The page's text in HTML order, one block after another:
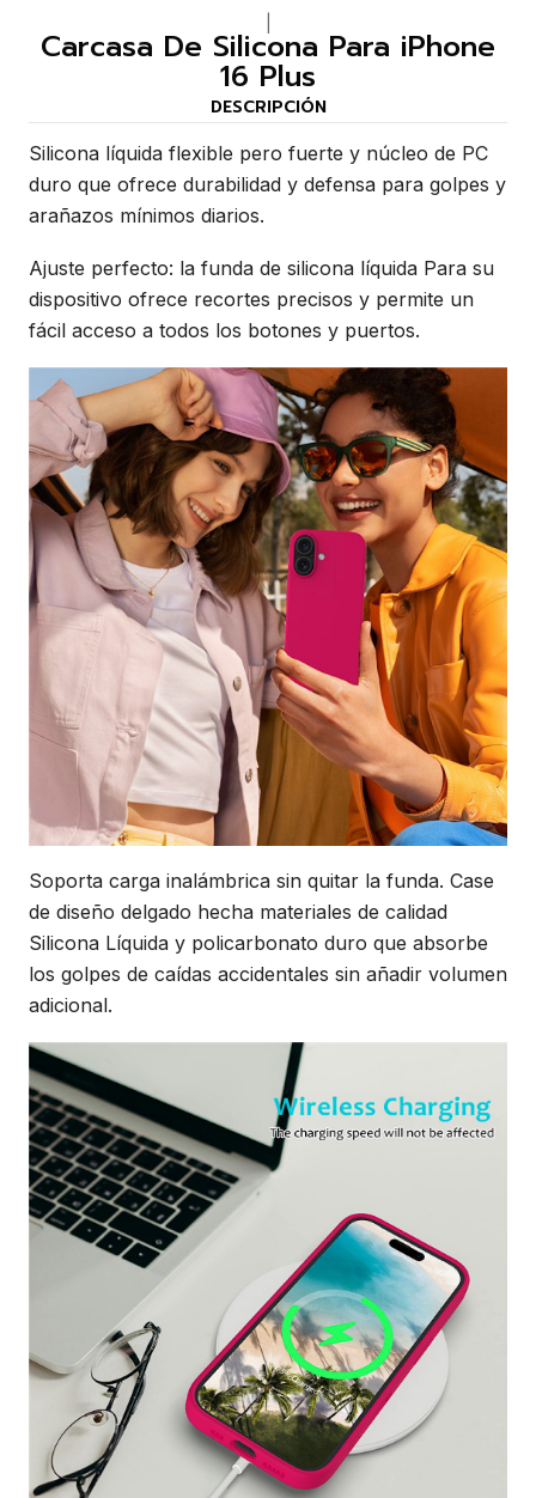
Carcasa De Silicona Para iPhone
16 Plus
DESCRIPCIÓN
Silicona líquida flexible pero fuerte y núcleo de PC
duro que ofrece durabilidad y defensa para golpes y
arañazos mínimos diarios.
Ajuste perfecto: la funda de silicona líquida Para su
dispositivo ofrece recortes precisos y permite un
fácil acceso a todos los botones y puertos.
Soporta carga inalámbrica sin quitar la funda. Case
de diseño delgado hecha materiales de calidad
Silicona Líquida y policarbonato duro que absorbe
los golpes de caídas accidentales sin añadir volumen
adicional.